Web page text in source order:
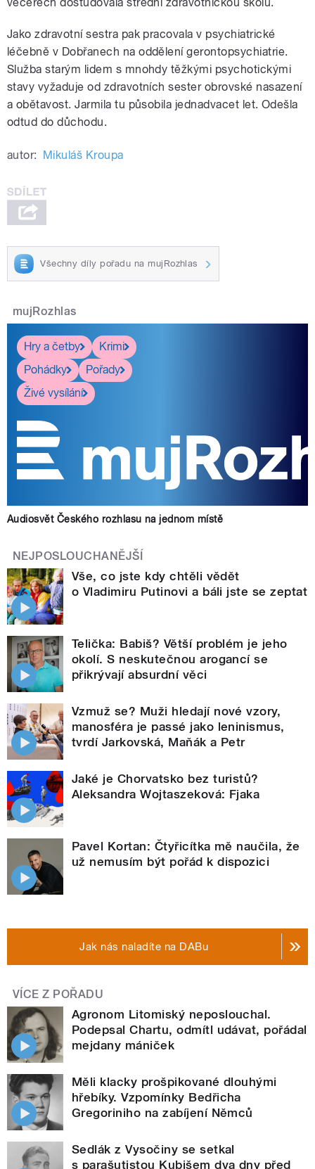
Jako zdravotní sestra pak pracovala v psychiatrické
léčebně v Dobřanech na oddělení gerontopsychiatrie.
Služba starým lidem s mnohdy těžkými psychotickými
stavy vyžaduje od zdravotních sester obrovské nasazení
a obětavost. Jarmila tu působila jednadvacet let. Odešla
odtud do důchodu.
autor: Mikuláš Kroupa
Všechny díly pořadu na mujRozhlas
mujRozhlas
Hry a četby
Krimi
Pohádky
Pořady
Živé vysílání
Audiosvět Českého rozhlasu na jednom místě
NEJPOSLOUCHANĚJŠÍ
Vše, co jste kdy chtěli vědět
o Vladimiru Putinovi a báli jste se zeptat
Telička: Babiš? Větší problém je jeho
okolí. S neskutečnou arogancí se
přikrývají absurdní věci
Vzmuž se? Muži hledají nové vzory,
manosféra je passé jako leninismus,
tvrdí Jarkovská, Maňák a Petr
Jaké je Chorvatsko bez turistů?
Aleksandra Wojtaszeková: Fjaka
Pavel Kortan: Čtyřicítka mě naučila, že
už nemusím být pořád k dispozici
Jak nás naladíte na DABu
VÍCE Z POŘADU
Agronom Litomiský neposlouchal.
Podepsal Chartu, odmítl udávat, pořádal
mejdany mániček
Měli klacky prošpikované dlouhými
hřebíky. Vzpomínky Bedřicha
Gregoriniho na zabíjení Němců
Sedlák z Vysočiny se setkal
s parašutistou Kubišem dva dny před